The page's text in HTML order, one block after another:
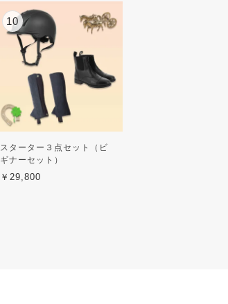
10
スターター３点セット（ビ
ギナーセット）
￥29,800